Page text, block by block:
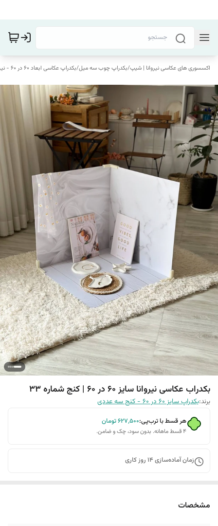
اکسسوری های عکاسی نیروانا | شیپ/بکدراپ چوب سه میل/بکدراپ عکاسی ابعاد 60 در 60 - نیروانا
بکدراب عکاسی نیروانا سایز 60 در 60 | کنج شماره 33
برند:بکدراپ سایز 60 در 60 - کنج سه عددی
هر قسط با ترب‌پی:۶۲۷٬۵۰۰تومان
۴ قسط ماهانه. بدون سود، چک و ضامن.
زمان آماده‌سازی 14 روز کاری
مشخصات